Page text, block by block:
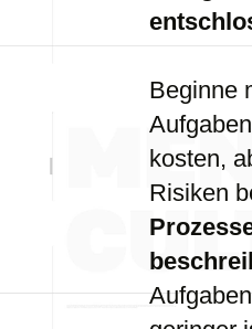
Beginne
kosten,
Risiken